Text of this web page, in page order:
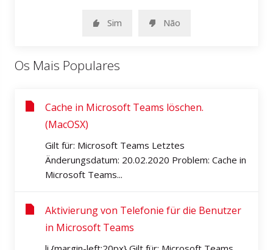
Sim Não
Os Mais Populares
Cache in Microsoft Teams löschen.
(MacOSX)
Gilt für: Microsoft Teams Letztes
Änderungsdatum: 20.02.2020 Problem: Cache in
Microsoft Teams...
Aktivierung von Telefonie für die Benutzer
in Microsoft Teams